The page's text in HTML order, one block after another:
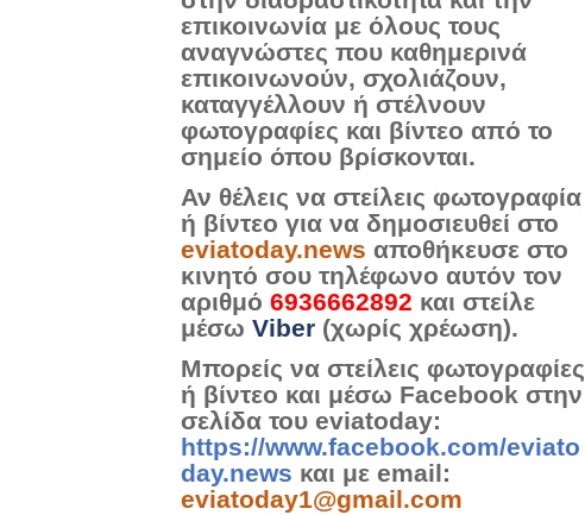
επικοινωνία με όλους τους
αναγνώστες που καθημερινά
επικοινωνούν, σχολιάζουν,
καταγγέλλουν ή στέλνουν
φωτογραφίες και βίντεο από το
σημείο όπου βρίσκονται.
Αν θέλεις να στείλεις φωτογραφία
ή βίντεο για να δημοσιευθεί στο
eviatoday.news αποθήκευσε στο
κινητό σου τηλέφωνο αυτόν τον
αριθμό 6936662892 και στείλε
μέσω Viber (χωρίς χρέωση).
Μπορείς να στείλεις φωτογραφίες
ή βίντεο και μέσω Facebook στην
σελίδα του eviatoday:
https://www.facebook.com/eviato
day.news και με email:
eviatoday1@gmail.com